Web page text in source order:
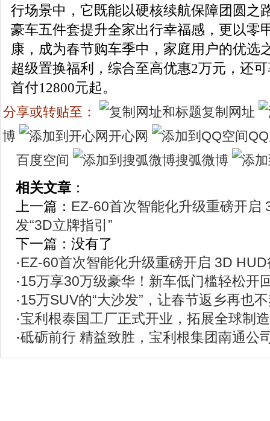
行场景中，它既能以硬核续航保障团圆之
豪车五件套提升全家出行幸福感，更以零
康，成为春节购车季中，家庭用户的优选
超级置换福利，综合至高优惠2万元，还
首付12800元起。
分享或转贴至：
复制网址
博
开心网
百度空间
搜弧微博
相关文章 ：
上一篇： EZ-60首次智能化升级重磅开启
发“3D立牌指引”
下一篇：没有了
·EZ-60首次智能化升级重磅开启 3D
·15万享30万级豪华！新车低门槛轻松开
·15万SUV的“大沙发”，让春节返乡再也
·宝利根泰国工厂正式开业，拓展全球制
·砥砺前行 精益致胜，宝利根集团南通公